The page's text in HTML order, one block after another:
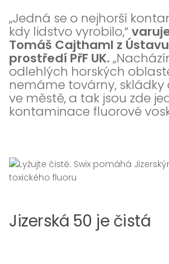
„Jedná se o nejhorší
kdy lidstvo vyrobilo,“
Tomáš Cajthaml z
prostředí PřF UK.
odlehlých horských
nemáme továrny, skládky
ve městě, a tak jsou zde
kontaminace fluorové
Jizerská 50 je čistá